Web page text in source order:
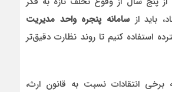
باید ازسامانه پنجره واحد مدیریت
استفاده کنیم تا روند نظارت دقیق‌تر
برخی انتقادات نسبت به قانون ارث،